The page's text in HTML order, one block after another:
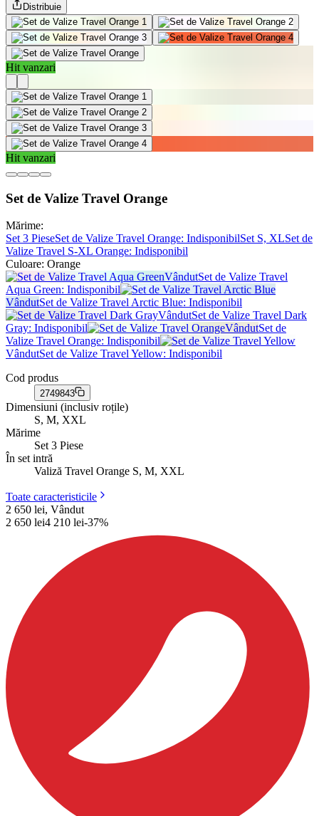
Distribuie
Hit vanzari
Hit vanzari
Set de Valize Travel Orange
Mărime:
Set 3 PieseSet de Valize Travel Orange: IndisponibilSet S, XLSet de
Valize Travel S-XL Orange: Indisponibil
Culoare: Orange
VândutSet de Valize Travel
Aqua Green: Indisponibil
VândutSet de Valize Travel Arctic Blue: Indisponibil
VândutSet de Valize Travel Dark
Gray: Indisponibil VândutSet de
Valize Travel Orange: Indisponibil
VândutSet de Valize Travel Yellow: Indisponibil
Cod produs
2749843
Dimensiuni (inclusiv roțile)
S, M, XXL
Mărime
Set 3 Piese
În set intră
Valiză Travel Orange S, M, XXL
Toate caracteristicile
2 650 lei, Vândut
2 650 lei4 210 lei-37%